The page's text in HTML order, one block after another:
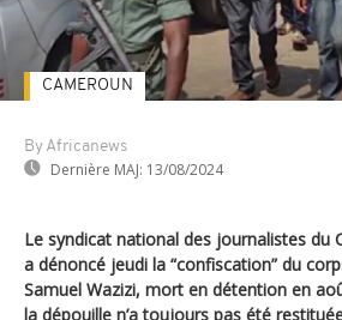
By Africanews
Dernière MAJ: 13/08/2024
CAMEROUN
Le syndicat national des journalistes du
a dénoncé jeudi la “confiscation” du
Samuel Wazizi, mort en détention en
la dépouille n’a toujours pas été